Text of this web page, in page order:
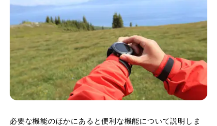
必要な機能のほかにあると便利な機能について説明しま